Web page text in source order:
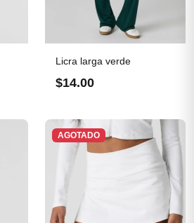
Licra larga verde
$14.00
AGOTADO